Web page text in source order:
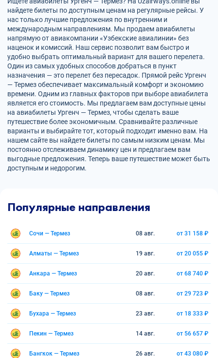
найдете билеты по доступным ценам на регулярные рейсы. У
нас только лучшие предложения по внутренним и
международным направлениям. Мы продаем авиабилеты
напрямую от авиакомпании «Узбекские авиалинии» без
наценок и комиссий. Наш сервис позволит вам быстро и
удобно выбрать оптимальный вариант для вашего перелета.
Один из самых удобных способов добраться в пункт
назначения — это перелет без пересадок. Прямой рейс Ургенч
— Термез обеспечивает максимальный комфорт и экономию
времени. Одним из главных факторов при выборе авиабилета
является его стоимость. Мы предлагаем вам доступные цены
на авиабилеты Ургенч — Термез, чтобы сделать ваше
путешествие более экономичным. Сравнивайте различные
варианты и выбирайте тот, который подходит именно вам. На
нашем сайте вы найдете билеты по самым низким ценам. Мы
постоянно отслеживаем динамику цен и предлагаем вам
выгодные предложения. Теперь ваше путешествие может быть
доступным и недорогим.
Популярные направления
Сочи — Термез 08 авг. от 31 158 ₽
Алматы — Термез 19 авг. от 20 055 ₽
Анкара — Термез 20 авг. от 68 740 ₽
Баку — Термез 08 авг. от 29 723 ₽
Бухара — Термез 23 авг. от 18 333 ₽
Пекин — Термез 14 авг. от 56 657 ₽
Бангкок — Термез 26 авг. от 43 080 ₽